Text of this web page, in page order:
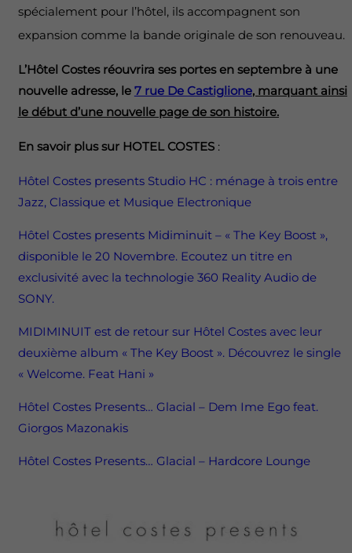
spécialement pour l’hôtel, ils accompagnent son
expansion comme la bande originale de son renouveau.
L’Hôtel Costes réouvrira ses portes en septembre à une
nouvelle adresse, le 7 rue De Castiglione, marquant ainsi
le début d’une nouvelle page de son histoire.
En savoir plus sur HOTEL COSTES:
Hôtel Costes presents Studio HC : ménage à trois entre
Jazz, Classique et Musique Electronique
Hôtel Costes presents Midiminuit – « The Key Boost »,
disponible le 20 Novembre. Ecoutez un titre en
exclusivité avec la technologie 360 Reality Audio de
SONY.
MIDIMINUIT est de retour sur Hôtel Costes avec leur
deuxième album « The Key Boost ». Découvrez le single
« Welcome. Feat Hani »
Hôtel Costes Presents… Glacial – Dem Ime Ego feat.
Giorgos Mazonakis
Hôtel Costes Presents… Glacial – Hardcore Lounge